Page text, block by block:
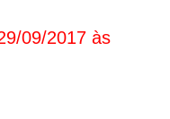
09/2017 às